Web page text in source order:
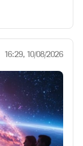
16:29, 10/08/2026